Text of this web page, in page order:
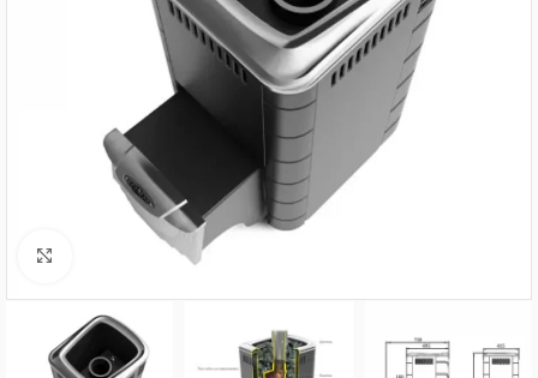
Нажмите, чтобы увеличить